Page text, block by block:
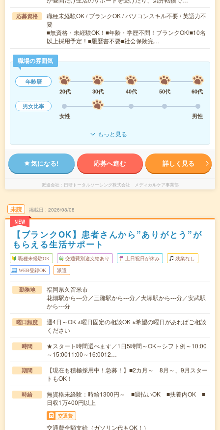
応募資格
職種未経験OK / ブランクOK / パソコンスキル不要 / 英語力不
要
■無資格・未経験OK！■年齢・学歴不問！ブランクOK!■10名
以上採用予定！■履歴書不要■社会保険完…
職場の雰囲気
年齢層
20代
30代 40代 50代
60代
男女比率
女性
男性
もっと見る
気になる! 応募へ進む 詳しく見る
派遣会社 日研トータルソーシング株式会社 メディカルケア事業部
未読
NEW
掲載日 2026/08/08
【ブランクOK】患者さんから”ありがとう”が
もらえる生活サポート
職種未経験OK 交通費別途支給あり 土日祝日が休み 残業なし
WEB登録OK 派遣
勤務地
福岡県久留米市
花畑駅から---分／三潴駅から---分／犬塚駅から---分／安武駅
から---分
曜日頻度
週4日～OK ※曜日固定の相談OK ※希望の曜日があればご相談
ください
時間
★スタート時間選べます／1日5時間～OK～シフト例～10:00
～15:0011:00～16:0012…
期間
【現在も積極採用中！急募！】■2カ月～ 8月～、9月スター
トもOK！
時給
無資格未経験：時給1300円～ ■週払いOK ■扶養内OK ■
日収1万400円以上
交通費
交通費全額支給（ガソリン代もOK！）